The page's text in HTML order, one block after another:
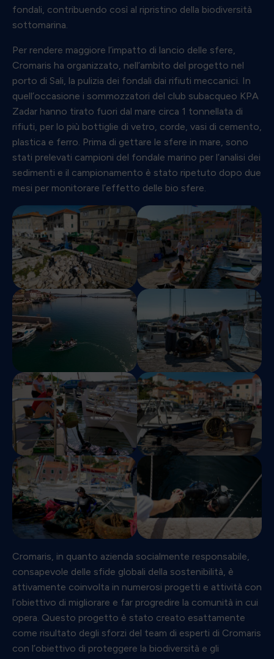
fondali, contribuendo così al ripristino della biodiversità
sottomarina.
Per rendere maggiore l’impatto di lancio delle sfere,
Cromaris ha organizzato, nell’ambito del progetto nel
porto di Sali, la pulizia dei fondali dai rifiuti meccanici. In
quell’occasione i sommozzatori del club subacqueo KPA
Zadar hanno tirato fuori dal mare circa 1 tonnellata di
rifiuti, per lo più bottiglie di vetro, corde, vasi di cemento,
plastica e ferro. Prima di gettare le sfere in mare, sono
stati prelevati campioni del fondale marino per l’analisi dei
sedimenti e il campionamento è stato ripetuto dopo due
mesi per monitorare l’effetto delle bio sfere.
Cromaris, in quanto azienda socialmente responsabile,
consapevole delle sfide globali della sostenibilità, è
attivamente coinvolta in numerosi progetti e attività con
l’obiettivo di migliorare e far progredire la comunità in cui
opera. Questo progetto è stato creato esattamente
come risultato degli sforzi del team di esperti di Cromaris
con l’obiettivo di proteggere la biodiversità e gli